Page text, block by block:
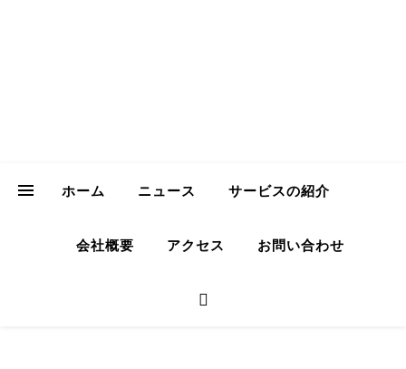
ホーム ニュース サービスの紹介
会社概要 アクセス お問い合わせ